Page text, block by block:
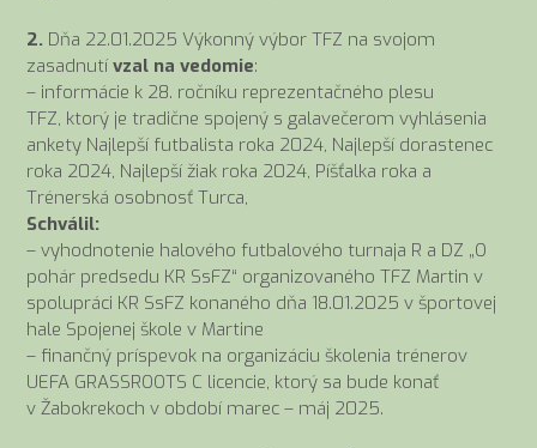
2. Dňa 22.01.2025 Výkonný výbor TFZ na svojom
zasadnutí vzal na vedomie:
– informácie k 28. ročníku reprezentačného plesu
TFZ, ktorý je tradične spojený s galavečerom vyhlásenia
ankety Najlepší futbalista roka 2024, Najlepší dorastenec
roka 2024, Najlepší žiak roka 2024, Píšťalka roka a
Trénerská osobnosť Turca,
Schválil:
– vyhodnotenie halového futbalového turnaja R a DZ „O
pohár predsedu KR SsFZ“ organizovaného TFZ Martin v
spolupráci KR SsFZ konaného dňa 18.01.2025 v športovej
hale Spojenej škole v Martine
– finančný príspevok na organizáciu školenia trénerov
UEFA GRASSROOTS C licencie, ktorý sa bude konať
v Žabokrekoch v období marec – máj 2025.